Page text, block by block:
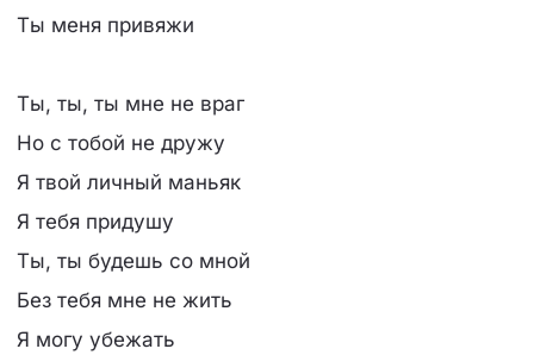
Ты меня привяжи
Ты, ты, ты мне не враг
Но с тобой не дружу
Я твой личный маньяк
Я тебя придушу
Ты, ты будешь со мной
Без тебя мне не жить
Я могу убежать